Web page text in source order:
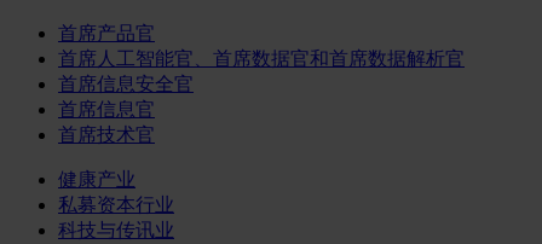
首席产品官
首席人工智能官、首席数据官和首席数据解析官
首席信息安全官
首席信息官
首席技术官
健康产业
私募资本行业
科技与传讯业